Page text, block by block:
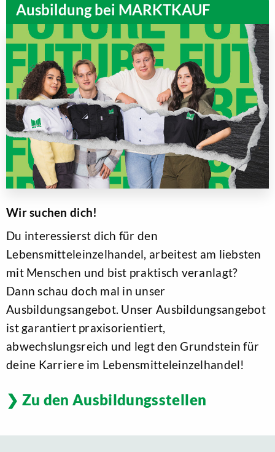
Ausbildung bei MARKTKAUF
Wir suchen dich!
Du interessierst dich für den
Lebensmitteleinzelhandel, arbeitest am liebsten
mit Menschen und bist praktisch veranlagt?
Dann schau doch mal in unser
Ausbildungsangebot. Unser Ausbildungsangebot
ist garantiert praxisorientiert,
abwechslungsreich und legt den Grundstein für
deine Karriere im Lebensmitteleinzelhandel!
Zu den Ausbildungsstellen